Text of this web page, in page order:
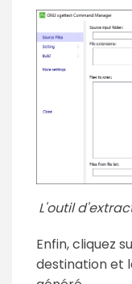
L'outil
Enfin, cliquez
destination et